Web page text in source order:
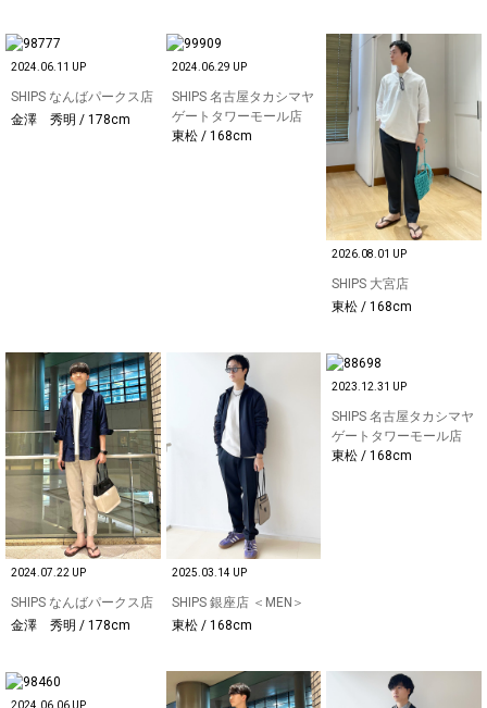
2024.06.11 UP
SHIPS なんばパークス店
金澤 秀明 / 178cm
2024.06.29 UP
SHIPS 名古屋タカシマヤ
ゲートタワーモール店
東松 / 168cm
2026.08.01 UP
SHIPS 大宮店
東松 / 168cm
2024.07.22 UP
SHIPS なんばパークス店
金澤 秀明 / 178cm
2025.03.14 UP
SHIPS 銀座店 ＜MEN＞
東松 / 168cm
2023.12.31 UP
SHIPS 名古屋タカシマヤ
ゲートタワーモール店
東松 / 168cm
2024.06.06 UP